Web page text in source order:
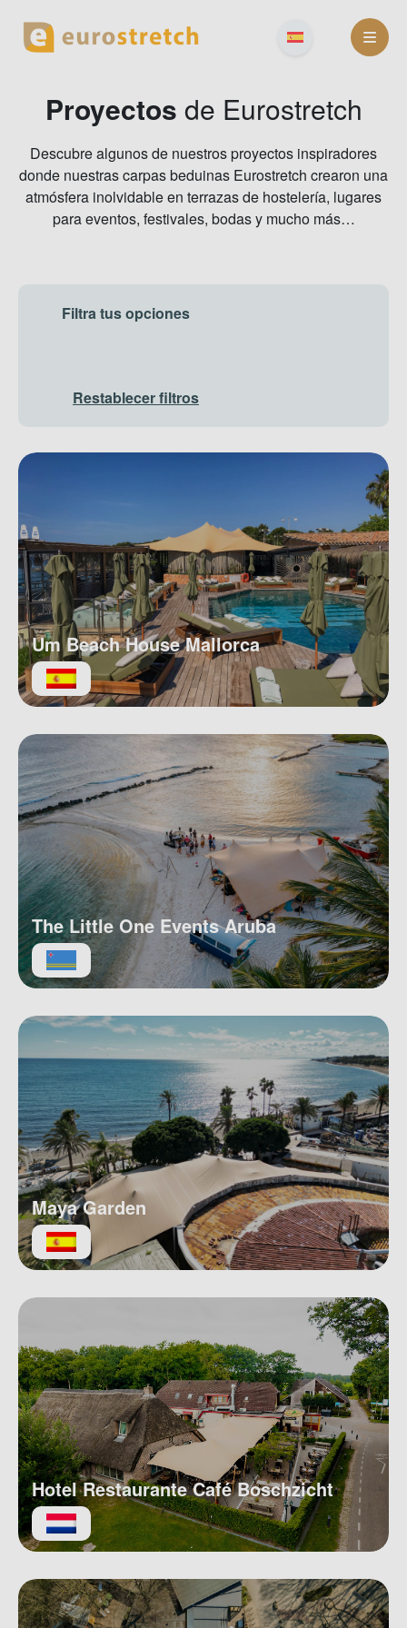
content
Proyectos de Eurostretch
Descubre algunos de nuestros proyectos inspiradores
donde nuestras carpas beduinas Eurostretch crearon una
atmósfera inolvidable en terrazas de hostelería, lugares
para eventos, festivales, bodas y mucho más…
Filtra tus opciones
Restablecer filtros
Um Beach House Mallorca
The Little One Events Aruba
Maya Garden
Hotel Restaurante Café Boschzicht